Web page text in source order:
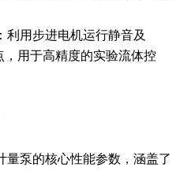
利用步进电机运行静音及
，用于高精度的实验流体控
量泵的核心性能参数，涵盖了